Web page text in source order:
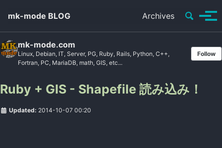
mk-mode BLOG Archives Toggle
mk-mode.com
Linux, Debian, IT, Server, PG, Ruby, Rails, Python, C++,
Fortran, PC, MariaDB, math, GIS, etc...
Follow
Ruby + GIS - Shapefile 読み込み！
Updated: 2014-10-07 00:20